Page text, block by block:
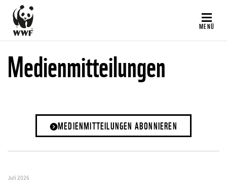
Direkt
zum
Inhalt
MENÜ
Medienmitteilungen
MEDIENMITTEILUNGEN ABONNIEREN
Juli 2026